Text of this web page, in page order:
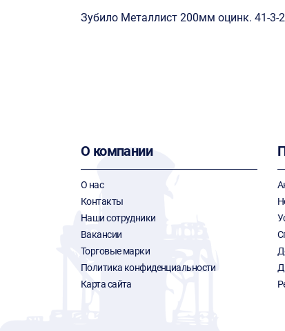
Зубило Металлист 200мм оцинк. 41-3-
О компании
О нас
Контакты
Наши сотрудники
Вакансии
Торговые марки
Политика конфиденциальности
Карта сайта